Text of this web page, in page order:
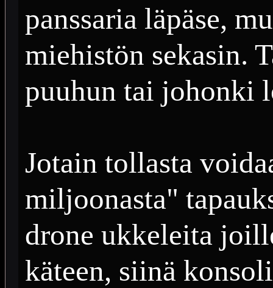
panssaria läpäse,
miehistön sekasin.
puuhun tai johonki
Jotain tollasta
miljoonasta"
drone ukkeleita
käteen, siinä